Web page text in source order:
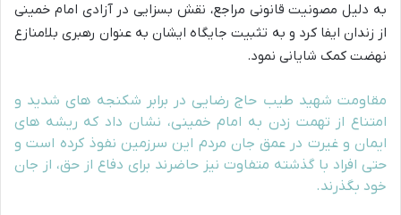
به دلیل مصونیت قانونی مراجع، نقش بسزایی در آزادی امام خمینی
از زندان ایفا کرد و به تثبیت جایگاه ایشان به عنوان رهبری بلامنازع
نهضت کمک شایانی نمود.
مقاومت شهید طیب حاج رضایی در برابر شکنجه های شدید و
امتناع از تهمت زدن به امام خمینی، نشان داد که ریشه های
ایمان و غیرت در عمق جان مردم این سرزمین نفوذ کرده است و
حتی افراد با گذشته متفاوت نیز حاضرند برای دفاع از حق، از جان
خود بگذرند.